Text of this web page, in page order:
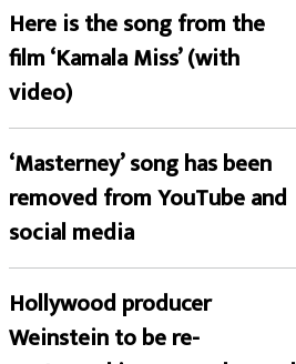
Here is the song from the
film ‘Kamala Miss’ (with
video)
‘Masterney’ song has been
removed from YouTube and
social media
Hollywood producer
Weinstein to be re-